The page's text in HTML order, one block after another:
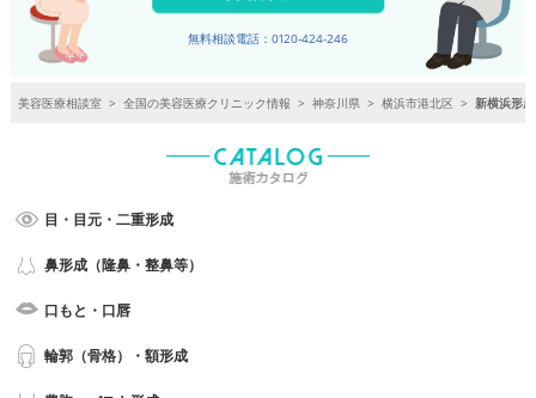
無料相談電話：0120-424-246
美容医療相談室 > 全国の美容医療クリニック情報 > 神奈川県 > 横浜市港北区 > 新横浜形
目・目元・二重形成
鼻形成（隆鼻・整鼻等）
口もと・口唇
輪郭（骨格）・額形成